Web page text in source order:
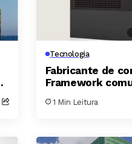
Tecnologia
Fabricante de
Framework
atinge todos os
1 Min Leitura